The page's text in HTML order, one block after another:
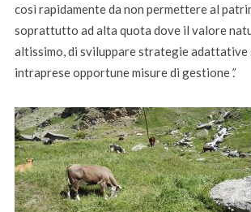
così rapidamente da non permettere al
soprattutto ad alta quota dove il valore
altissimo, di sviluppare strategie adattative
intraprese opportune misure di gestione”.